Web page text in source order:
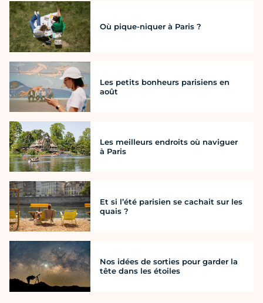
Où pique-niquer à Paris ?
Les petits bonheurs parisiens en
août
Les meilleurs endroits où naviguer
à Paris
Et si l’été parisien se cachait sur les
quais ?
Nos idées de sorties pour garder la
tête dans les étoiles